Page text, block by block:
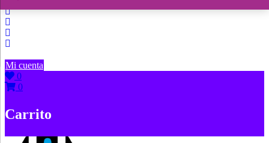
Mi cuenta
0
0
Carrito